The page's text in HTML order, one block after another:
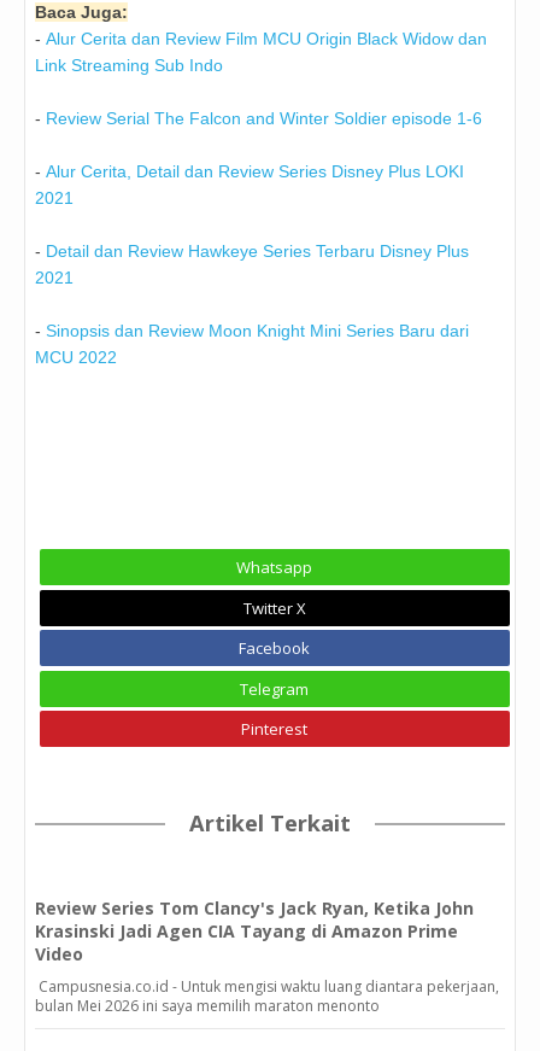
Baca Juga:
- Alur Cerita dan Review Film MCU Origin Black Widow dan
Link Streaming Sub Indo
- Review Serial The Falcon and Winter Soldier episode 1-6
- Alur Cerita, Detail dan Review Series Disney Plus LOKI
2021
- Detail dan Review Hawkeye Series Terbaru Disney Plus
2021
- Sinopsis dan Review Moon Knight Mini Series Baru dari
MCU 2022
Whatsapp
Twitter X
Facebook
Telegram
Pinterest
Artikel Terkait
Review Series Tom Clancy's Jack Ryan, Ketika John
Krasinski Jadi Agen CIA Tayang di Amazon Prime
Video
Campusnesia.co.id - Untuk mengisi waktu luang diantara pekerjaan,
bulan Mei 2026 ini saya memilih maraton menonto